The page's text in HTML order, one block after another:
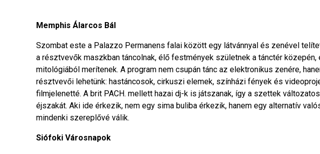
Memphis Álarcos Bál
Szombat este a Palazzo Permanens falai között egy látvánnyal és zenével
a résztvevők maszkban táncolnak, élő festmények születnek a tánctér
mitológiából merítenek. A program nem csupán tánc az elektronikus zenére,
résztvevői lehetünk: hastáncosok, cirkuszi elemek, színházi fények és
filmjelenetté. A brit PACH. mellett hazai dj-k is játszanak, így a szettek
éjszakát. Aki ide érkezik, nem egy sima buliba érkezik, hanem egy alternatív
mindenki szereplővé válik.
Siófoki Városnapok